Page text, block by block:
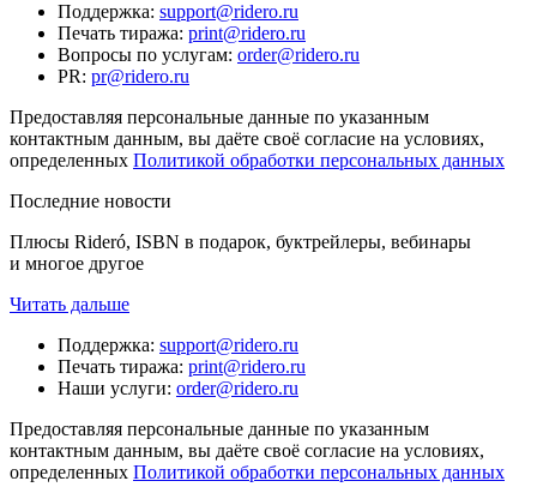
Поддержка: support@ridero.ru
Печать тиража: print@ridero.ru
Вопросы по услугам: order@ridero.ru
PR: pr@ridero.ru
Предоставляя персональные данные по указанным
контактным данным, вы даёте своё согласие на условиях,
определенных Политикой обработки персональных данных
Последние новости
Плюсы Rideró, ISBN в подарок, буктрейлеры, вебинары
и многое другое
Читать дальше
Поддержка: support@ridero.ru
Печать тиража: print@ridero.ru
Наши услуги: order@ridero.ru
Предоставляя персональные данные по указанным
контактным данным, вы даёте своё согласие на условиях,
определенных Политикой обработки персональных данных